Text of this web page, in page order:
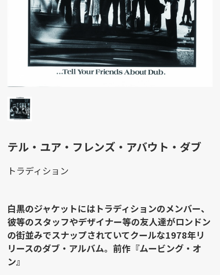
テル・ユア・フレンズ・アバウト・ダブ
トラディション
白黒のジャケットにはトラディションのメンバー、
彼等のスタッフやデザイナー等の友人達がロンドン
の街並みでスナップされていてクールな1978年リ
リースのダブ・アルバム。前作『ムービング・オ
ン』